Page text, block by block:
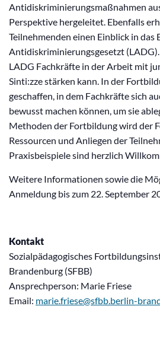
Antidiskriminierungsmaßnahmen
Perspektive hergeleitet. Ebenfalls
Teilnehmenden einen Einblick in das
Antidiskriminierungsgesetzt (LADG).
LADG Fachkräfte in der Arbeit mit
Sinti:zze stärken kann. In der
geschaffen, in dem Fachkräfte sich
bewusst machen können, um sie
Methoden der Fortbildung wird der
Ressourcen und Anliegen der
Praxisbeispiele sind herzlich
Weitere Informationen sowie die
Anmeldung bis zum 22. September
Kontakt
Sozialpädagogisches
Brandenburg (SFBB)
Ansprechperson: Marie Friese
Email: marie.friese@sfbb.berlin-